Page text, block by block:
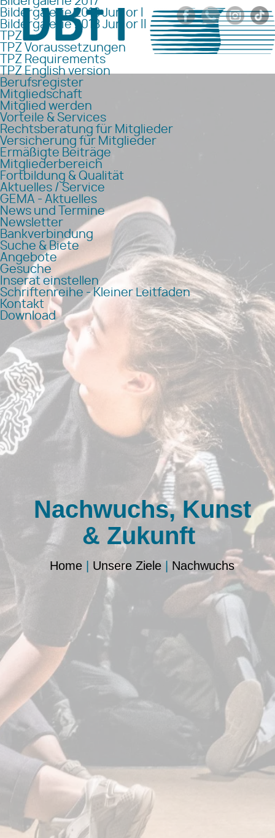
Bildergalerie 2018 Junior I
Bildergalerie 2018 Junior II
TPZ
TPZ Voraussetzungen
TPZ Requirements
TPZ English version
Berufsregister
Mitgliedschaft
Mitglied werden
Vorteile & Services
Rechtsberatung für Mitglieder
Versicherung für Mitglieder
Ermäßigte Beiträge
Mitgliederbereich
Fortbildung & Qualität
Aktuelles / Service
GEMA - Aktuelles
News und Termine
Newsletter
Bankverbindung
Suche & Biete
Angebote
Gesuche
Inserat einstellen
Schriftenreihe - Kleiner Leitfaden
Kontakt
Download
Nachwuchs, Kunst
& Zukunft
Home Unsere Ziele Nachwuchs